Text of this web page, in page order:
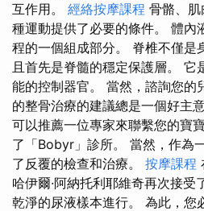
互作用。 經絡按摩課程 骨骼、
種運動提供了必要的條件。 體內
程的一個組成部分。 脊椎不僅是
且首先是脊髓的穩定保護層。 它
能的控制器官。 當然，諮詢您的
的整骨治療的建議總是一個好主
可以推薦一位專家來聯繫您的寶
了「Bobyr」診所。 當然，作為
了反覆的檢查和治療。 按摩課程
哈伊爾·阿納托利耶維奇再次接受
乾淨的尿液樣本進行。 為此，您